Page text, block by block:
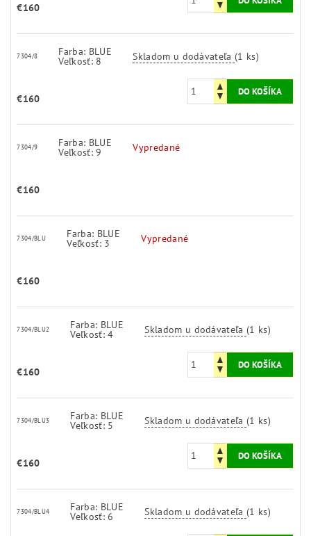
€160
7304/8 Farba: BLUE
Veľkosť: 8 Skladom u dodávateľa(1 ks)
€160
7304/9 Farba: BLUE
Veľkosť: 9 Vypredané
€160
7304/BLU Farba: BLUE
Veľkosť: 3 Vypredané
€160
7304/BLU2 Farba: BLUE
Veľkosť: 4 Skladom u dodávateľa(1 ks)
€160
7304/BLU3 Farba: BLUE
Veľkosť: 5 Skladom u dodávateľa(1 ks)
€160
7304/BLU4 Farba: BLUE
Veľkosť: 6 Skladom u dodávateľa(1 ks)